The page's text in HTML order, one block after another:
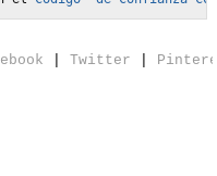
| Twitter